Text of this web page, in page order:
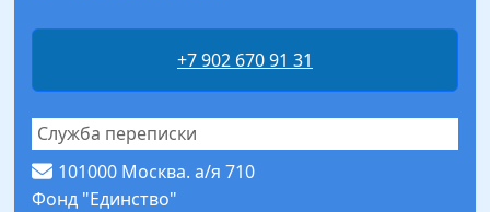
+7 902 670 91 31
Служба переписки
101000 Москва. а/я 710
Фонд "Единство"